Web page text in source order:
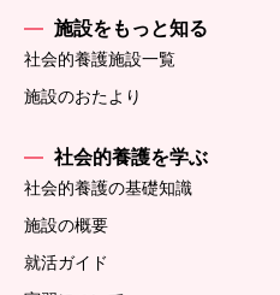
施設をもっと知る
社会的養護施設一覧
施設のおたより
社会的養護を学ぶ
社会的養護の基礎知識
施設の概要
就活ガイド